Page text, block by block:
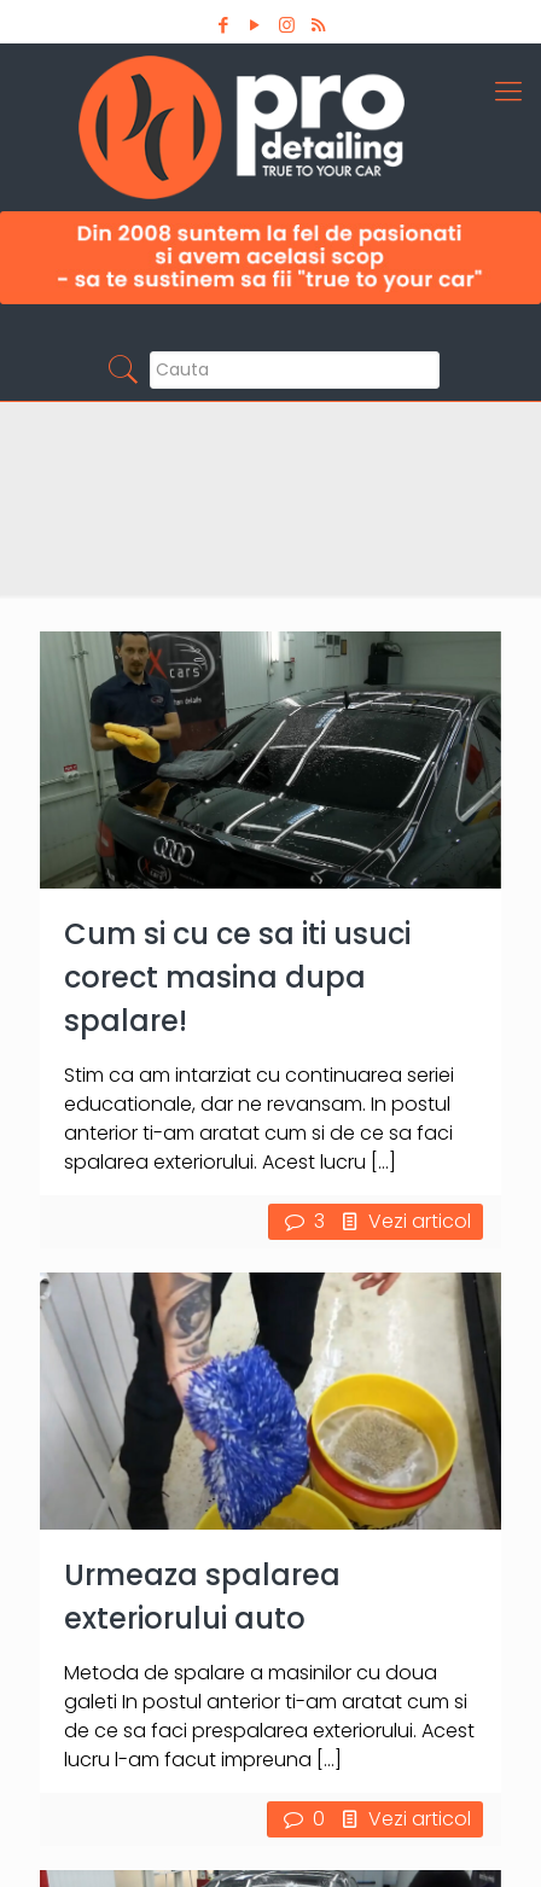
Cum si cu ce sa iti usuci
corect masina dupa
spalare!
Stim ca am intarziat cu continuarea seriei
educationale, dar ne revansam. In postul
anterior ti-am aratat cum si de ce sa faci
spalarea exteriorului. Acest lucru […]
3 Vezi articol
Urmeaza spalarea
exteriorului auto
Metoda de spalare a masinilor cu doua
galeti In postul anterior ti-am aratat cum si
de ce sa faci prespalarea exteriorului. Acest
lucru l-am facut impreuna […]
0 Vezi articol
Aboneaza-te la newsletter
Pro Detailing
Sunt primul care afla noutatile din domeniu la